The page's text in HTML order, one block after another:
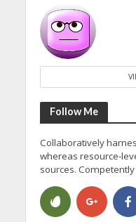
Follow Me
Collaboratively
whereas resource-
sources.